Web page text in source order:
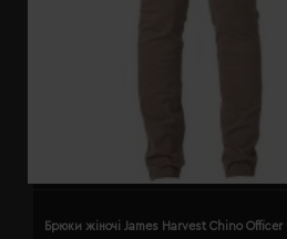
Брюки жіночі James Harvest Chino